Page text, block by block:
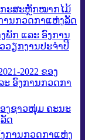
ກະສະຫຼັກໝາກໄມ້
ານກວດກາແຫ່ງລັດ
ພັກ ແລະ ອົງການ
ວຽກງານປະຈໍາປີ
2022 ຂອງ
ອົງການກວດກາ
ອງຊາວໜຸ່ມ ຄະນະ
ດ
ການກວດກາແຫ່ງ